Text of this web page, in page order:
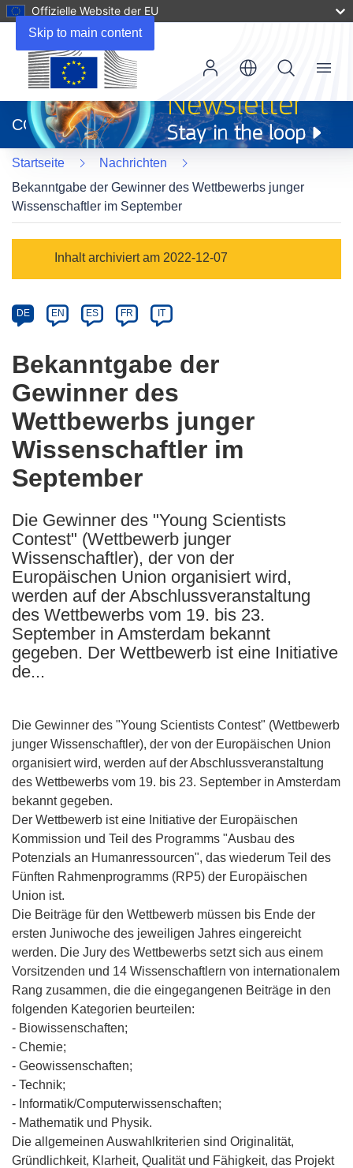
Skip to main content
Offizielle Website der EU
neuem
Fenster)
CORDIS
Menu
Startseite
Nachrichten
Bekanntgabe der Gewinner des Wettbewerbs junger
Wissenschaftler im September
Category
Inhalt archiviert am 2022-12-07
Article
available
the
following
languages:
DE EN ES FR IT
Bekanntgabe der
Gewinner des
Wettbewerbs junger
Wissenschaftler im
September
Die Gewinner des "Young Scientists
Contest" (Wettbewerb junger
Wissenschaftler), der von der
Europäischen Union organisiert wird,
werden auf der Abschlussveranstaltung
des Wettbewerbs vom 19. bis 23.
September in Amsterdam bekannt
gegeben. Der Wettbewerb ist eine Initiative
de...
Die Gewinner des "Young Scientists Contest" (Wettbewerb
junger Wissenschaftler), der von der Europäischen Union
organisiert wird, werden auf der Abschlussveranstaltung
des Wettbewerbs vom 19. bis 23. September in Amsterdam
bekannt gegeben.
Der Wettbewerb ist eine Initiative der Europäischen
Kommission und Teil des Programms "Ausbau des
Potenzials an Humanressourcen", das wiederum Teil des
Fünften Rahmenprogramms (RP5) der Europäischen
Union ist.
Die Beiträge für den Wettbewerb müssen bis Ende der
ersten Juniwoche des jeweiligen Jahres eingereicht
werden. Die Jury des Wettbewerbs setzt sich aus einem
Vorsitzenden und 14 Wissenschaftlern von internationalem
Rang zusammen, die die eingegangenen Beiträge in den
folgenden Kategorien beurteilen:
- Biowissenschaften;
- Chemie;
- Geowissenschaften;
- Technik;
- Informatik/Computerwissenschaften;
- Mathematik und Physik.
Die allgemeinen Auswahlkriterien sind Originalität,
Gründlichkeit, Klarheit, Qualität und Fähigkeit, das Projekt